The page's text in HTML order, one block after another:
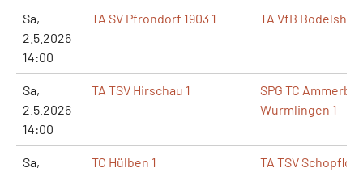
Sa,
2.5.2026
14:00
TA SV Pfrondorf 1903 1 TA VfB
Sa,
2.5.2026
14:00
TA TSV Hirschau 1
SPG TC
Wurmlingen 1
Sa,
TC Hülben 1 TA TSV